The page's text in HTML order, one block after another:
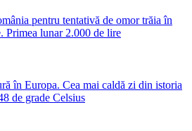
pentru tentativă de omor trăia în
Primea lunar 2.000 de lire
în Europa. Cea mai caldă zi din istoria
de grade Celsius